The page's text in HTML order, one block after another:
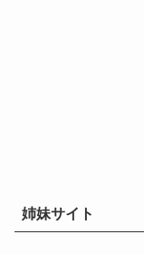
姉妹サイト